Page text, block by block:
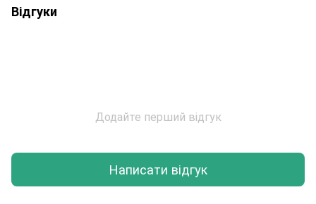
Відгуки
Додайте перший відгук
Написати відгук